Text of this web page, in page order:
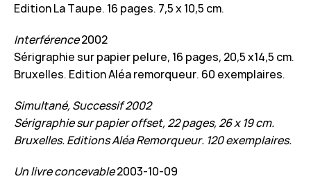
Edition La Taupe. 16 pages. 7,5 x 10,5 cm.
Interférence2002
Sérigraphie sur papier pelure, 16 pages, 20,5 x14,5 cm.
Bruxelles. Edition Aléa remorqueur. 60 exemplaires.
Simultané, Successif2002
Sérigraphie sur papier offset, 22 pages, 26 x 19 cm.
Bruxelles. Editions Aléa Remorqueur. 120 exemplaires.
Un livre concevable2003-10-09